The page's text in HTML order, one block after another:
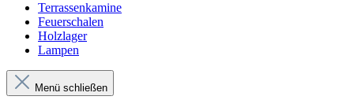
Terrassenkamine
Feuerschalen
Holzlager
Lampen
Menü schließen